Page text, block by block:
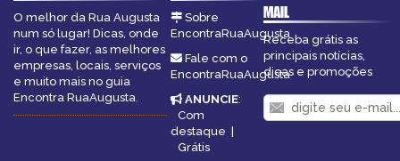
O melhor da Rua Augusta
num só lugar! Dicas, onde
ir, o que fazer, as melhores
empresas, locais, serviços
e muito mais no guia
Encontra RuaAugusta.
Sobre
EncontraRuaAugusta
Fale com o
EncontraRuaAugusta
ANUNCIE:
Com
destaque
Grátis
MAIL
Receba grátis as
principais notícias,
dicas e promoções